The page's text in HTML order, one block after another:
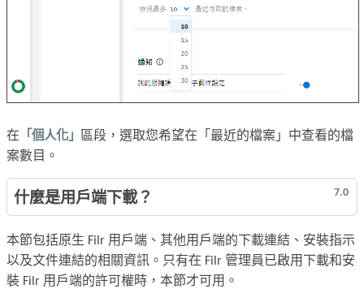
在 「個人化」 區段，選取您希望在「最近的檔案」中查看的檔
案數目。
7.0
什麼是用戶端下載？
本節包括原生 Filr 用戶端、其他用戶端的下載連結、安裝指示
以及文件連結的相關資訊。只有在 Filr 管理員已啟用下載和安
裝 Filr 用戶端的許可權時，本節才可用。